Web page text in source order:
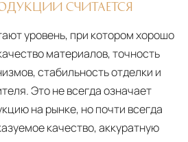
СЧИТАЕТСЯ
уровень, при котором хорошо
материалов, точность
стабильность отделки и
Это не всегда означает
на рынке, но почти всегда
качество, аккуратную